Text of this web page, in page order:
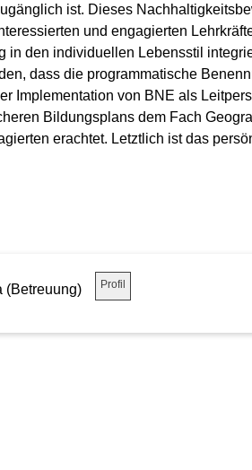
ist. Dieses
und engagierten
in den individuellen Lebensstil
dass die programmatische
Implementation von BNE als
Bildungsplans dem Fach
erachtet. Letztlich ist das
(Betreuung) Profil